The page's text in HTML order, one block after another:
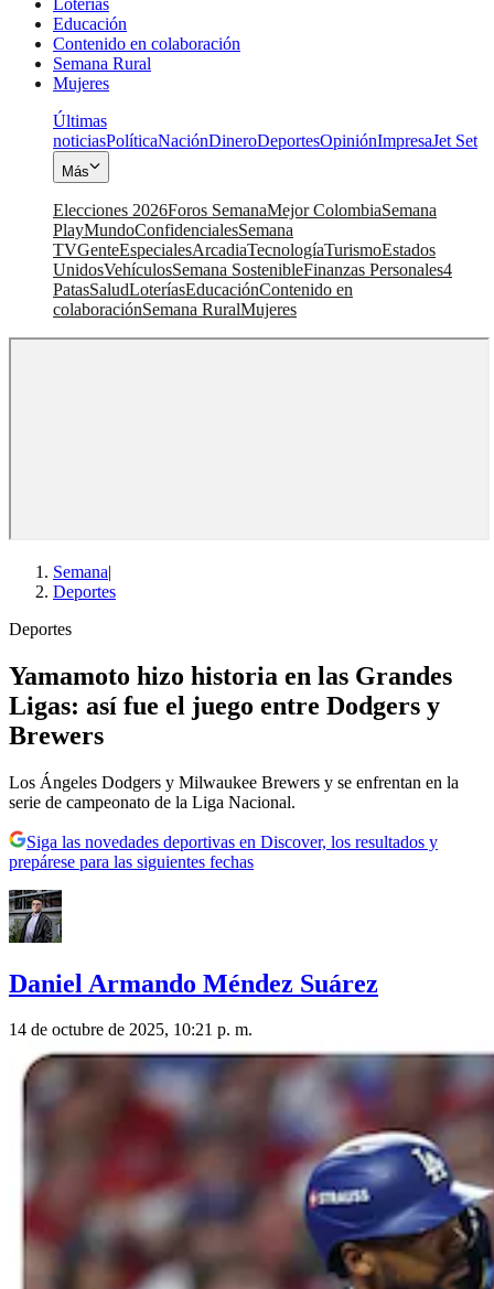
Educación
Contenido en colaboración
Semana Rural
Mujeres
Últimas
noticiasPolíticaNaciónDineroDeportesOpiniónImpresaJet Set
Más
Elecciones 2026Foros SemanaMejor ColombiaSemana
PlayMundoConfidencialesSemana
TVGenteEspecialesArcadiaTecnologíaTurismoEstados
UnidosVehículosSemana SostenibleFinanzas Personales4
PatasSaludLoteríasEducaciónContenido en
colaboraciónSemana RuralMujeres
Semana|
Deportes
Deportes
Yamamoto hizo historia en las Grandes
Ligas: así fue el juego entre Dodgers y
Brewers
Los Ángeles Dodgers y Milwaukee Brewers y se enfrentan en la
serie de campeonato de la Liga Nacional.
Siga las novedades deportivas en Discover, los resultados y
prepárese para las siguientes fechas
Daniel Armando Méndez Suárez
14 de octubre de 2025, 10:21 p. m.